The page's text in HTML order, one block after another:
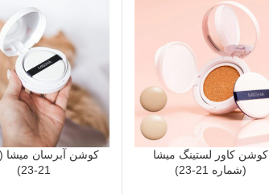
کوشن کاور لستینگ میشا
(شماره 21-23)
کوشن آبرسان میشا
21-23)